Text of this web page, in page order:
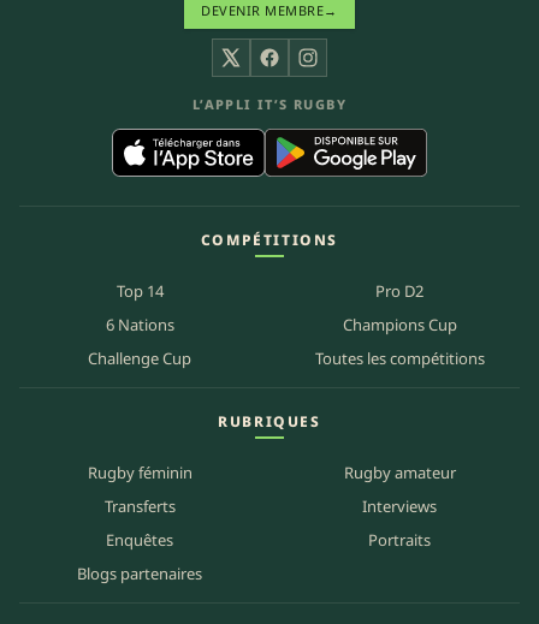
DEVENIR MEMBRE→
X FacebookInstagram
L’APPLI IT’S RUGBY
COMPÉTITIONS
Top 14
Pro D2
6 Nations
Champions Cup
Challenge Cup
Toutes les compétitions
RUBRIQUES
Rugby féminin
Rugby amateur
Transferts
Interviews
Enquêtes
Portraits
Blogs partenaires